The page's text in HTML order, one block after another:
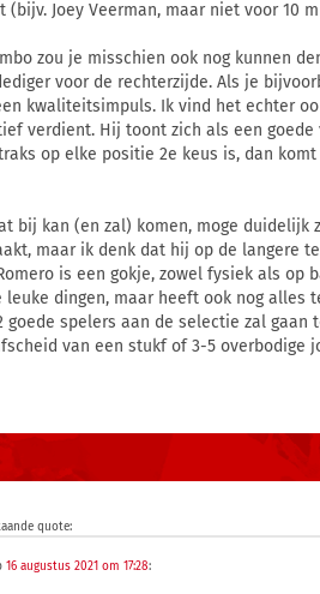
Joey Veerman, maar niet voor 10
zou je misschien ook nog kunnen
voor de rechterzijde. Als je
kwaliteitsimpuls. Ik vind het echter
verdient. Hij toont zich als een
op elke positie 2e keus is, dan
bij kan (en zal) komen, moge duidelijk
maar ik denk dat hij op de langere
is een gokje, zowel fysiek als op
dingen, maar heeft ook nog alles
goede spelers aan de selectie zal gaan
van een stukf of 3-5 overbodige
quote:
16 augustus 2021 om 17:28: